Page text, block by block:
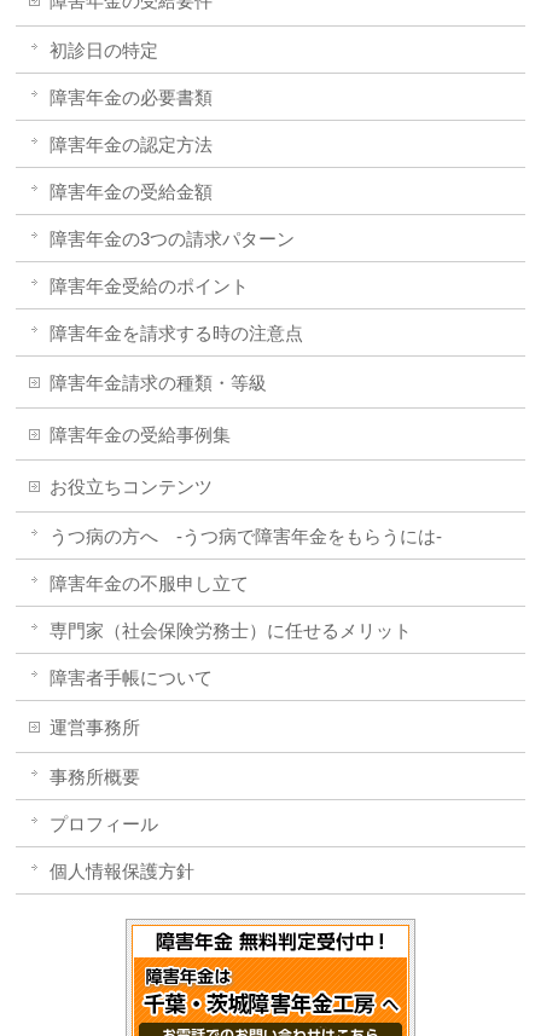
初診日の特定
障害年金の必要書類
障害年金の認定方法
障害年金の受給金額
障害年金の3つの請求パターン
障害年金受給のポイント
障害年金を請求する時の注意点
障害年金請求の種類・等級
障害年金の受給事例集
お役立ちコンテンツ
うつ病の方へ -うつ病で障害年金をもらうには-
障害年金の不服申し立て
専門家（社会保険労務士）に任せるメリット
障害者手帳について
運営事務所
事務所概要
プロフィール
個人情報保護方針